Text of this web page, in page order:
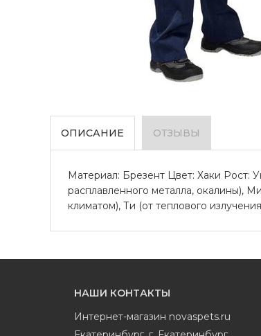
ОПИСАНИЕ ОТЗЫВЫ
Материал: Брезент Цвет: Хаки Рост:
расплавленного металла, окалины),
климатом), Ти (от теплового
НАШИ КОНТАКТЫ
Интернет-магазин novaspets.ru